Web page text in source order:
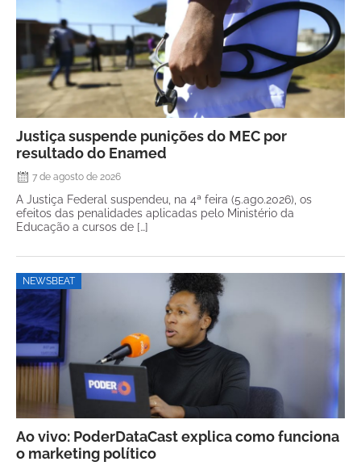
Justiça suspende punições do MEC por
resultado do Enamed
7 de agosto de 2026
A Justiça Federal suspendeu, na 4ª feira (5.ago.2026), os
efeitos das penalidades aplicadas pelo Ministério da
Educação a cursos de […]
NEWSBEAT
Ao vivo: PoderDataCast explica como funciona
o marketing político